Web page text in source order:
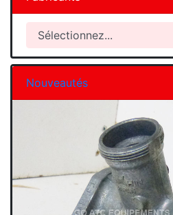
Nouveautés